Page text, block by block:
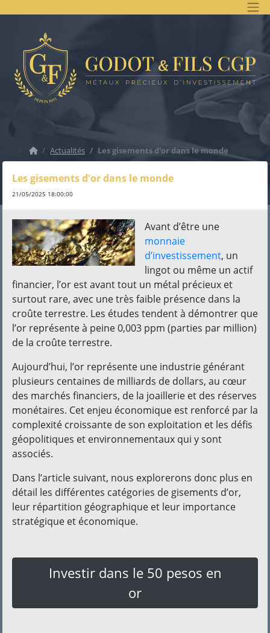
AccueilActualités Les gisements d'or dans le monde
Les gisements d'or dans le monde
21/05/2025 18:00:00
Avant d’être une
monnaie
d’investissement, un
lingot ou même un actif
financier, l’or est avant tout un métal précieux et
surtout rare, avec une très faible présence dans la
croûte terrestre. Les études tendent à démontrer que
l’or représente à peine 0,003 ppm (parties par million)
de la croûte terrestre.
Aujourd’hui, l’or représente une industrie générant
plusieurs centaines de milliards de dollars, au cœur
des marchés financiers, de la joaillerie et des réserves
monétaires. Cet enjeu économique est renforcé par la
complexité croissante de son exploitation et les défis
géopolitiques et environnementaux qui y sont
associés.
Dans l’article suivant, nous explorerons donc plus en
détail les différentes catégories de gisements d’or,
leur répartition géographique et leur importance
stratégique et économique.
Investir dans le 50 pesos en
or